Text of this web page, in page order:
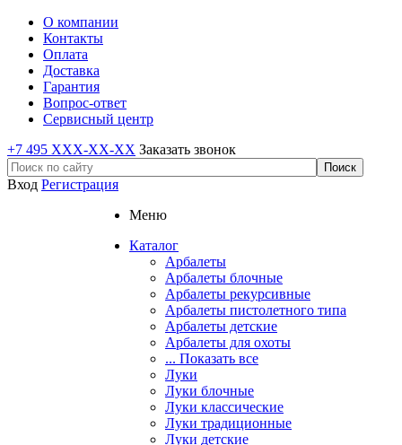
О компании
Контакты
Оплата
Доставка
Гарантия
Вопрос-ответ
Сервисный центр
+7 495 XXX-XX-XX Заказать звонок
Вход Регистрация
Меню
Каталог
Арбалеты
Арбалеты блочные
Арбалеты рекурсивные
Арбалеты пистолетного типа
Арбалеты детские
Арбалеты для охоты
... Показать все
Луки
Луки блочные
Луки классические
Луки традиционные
Луки детские